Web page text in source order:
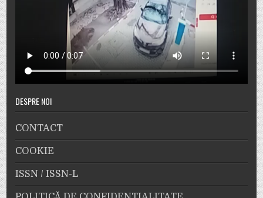
DESPRE NOI
CONTACT
COOKIE
ISSN / ISSN-L